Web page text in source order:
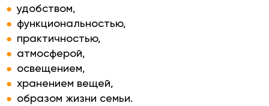
удобством,
функциональностью,
практичностью,
атмосферой,
освещением,
хранением вещей,
образом жизни семьи.